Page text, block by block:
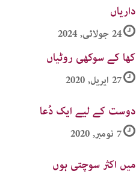
داریاں
24 جولائی, 2024
کھا کے سوکھی روٹیاں
27 اپریل, 2020
دوست کے لیے ایک دُعا
7 نومبر, 2020
میں اکثر سوچتی ہوں